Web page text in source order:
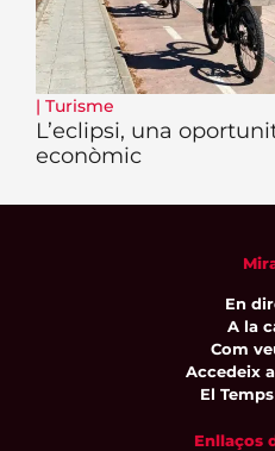
| Turisme
L’eclipsi, una
econòmic
En
A la
Com
Accedeix
El
Enllaços